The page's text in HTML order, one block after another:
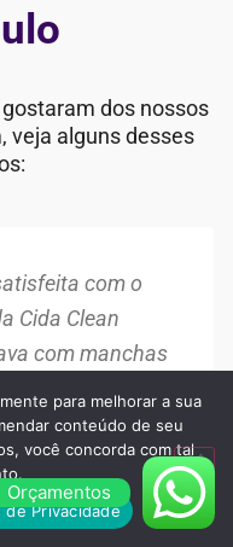
dos nossos
veja alguns desses
com o
Cida Clean
com manchas
mas após a
A equipe foi
superou
Orçamentos
para melhorar a sua
conteúdo de seu
você concorda com tal
de Privacidade